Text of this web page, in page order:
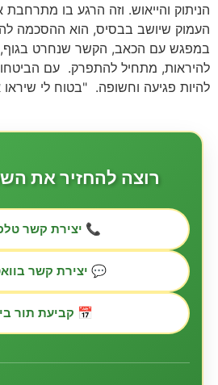
הניתוק והייאוש. וזה הרגע בו
העמוק שיושב בבסיס, הוא ההסכמה
במפגש עם הכאב, הקשר שנחרט בגוף,
להיראות, מתחיל להתפרק. עם
להיות פגיעה וחשופה. "בטוח לי שיראו
רוצה להחזיר את
📞 יצירת קשר
💬 יצירת קשר
📅 קביעת תור